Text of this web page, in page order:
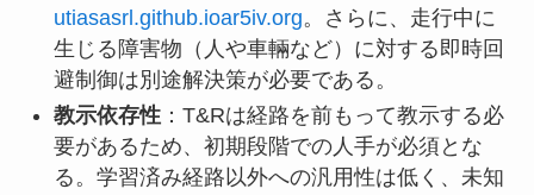
utiasasrl.github.ioar5iv.org。さらに、走行中に
生じる障害物（人や車輛など）に対する即時回
避制御は別途解決策が必要である。
教示依存性：T&Rは経路を前もって教示する必
要があるため、初期段階での人手が必須とな
る。学習済み経路以外への汎用性は低く、未知